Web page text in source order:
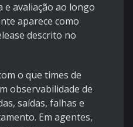
e avaliação ao longo
aparece como
descrito no
o que times de
observabilidade de
saídas, falhas e
Em agentes,